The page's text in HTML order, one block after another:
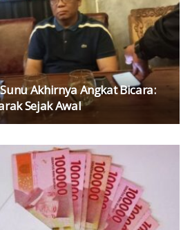
Akhirnya Angkat Bicara:
Sejak Awal